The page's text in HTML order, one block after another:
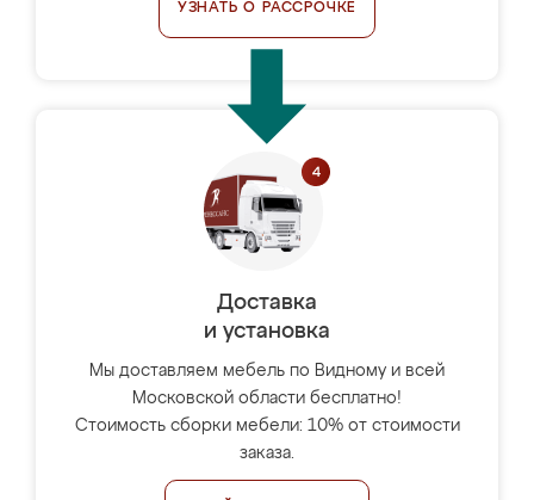
УЗНАТЬ О РАССРОЧКЕ
Доставка
и установка
Мы доставляем мебель по Видному и всей
Московской области бесплатно!
Стоимость сборки мебели: 10% от стоимости
заказа.